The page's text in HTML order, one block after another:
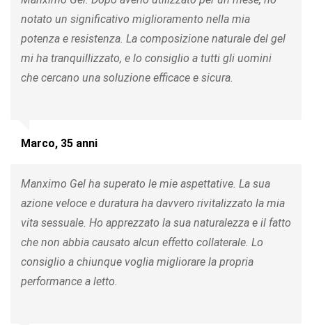
notato un significativo miglioramento nella mia
potenza e resistenza. La composizione naturale del gel
mi ha tranquillizzato, e lo consiglio a tutti gli uomini
che cercano una soluzione efficace e sicura.
Marco, 35 anni
Manximo Gel ha superato le mie aspettative. La sua
azione veloce e duratura ha davvero rivitalizzato la mia
vita sessuale. Ho apprezzato la sua naturalezza e il fatto
che non abbia causato alcun effetto collaterale. Lo
consiglio a chiunque voglia migliorare la propria
performance a letto.